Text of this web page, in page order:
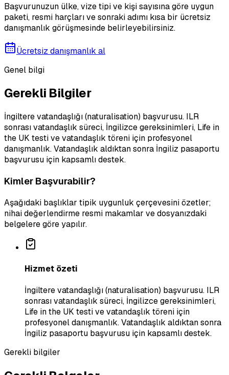
Başvurunuzun ülke, vize tipi ve kişi sayısına göre uygun
paketi, resmi harçları ve sonraki adımı kısa bir ücretsiz
danışmanlık görüşmesinde belirleyebilirsiniz.
Ücretsiz danışmanlık al
Genel bilgi
Gerekli Bilgiler
İngiltere vatandaşlığı (naturalisation) başvurusu. ILR
sonrası vatandaşlık süreci, İngilizce gereksinimleri, Life in
the UK testi ve vatandaşlık töreni için profesyonel
danışmanlık. Vatandaşlık aldıktan sonra İngiliz pasaportu
başvurusu için kapsamlı destek.
Kimler Başvurabilir?
Aşağıdaki başlıklar tipik uygunluk çerçevesini özetler;
nihai değerlendirme resmi makamlar ve dosyanızdaki
belgelere göre yapılır.
Hizmet özeti
İngiltere vatandaşlığı (naturalisation) başvurusu. ILR
sonrası vatandaşlık süreci, İngilizce gereksinimleri,
Life in the UK testi ve vatandaşlık töreni için
profesyonel danışmanlık. Vatandaşlık aldıktan sonra
İngiliz pasaportu başvurusu için kapsamlı destek.
Gerekli bilgiler